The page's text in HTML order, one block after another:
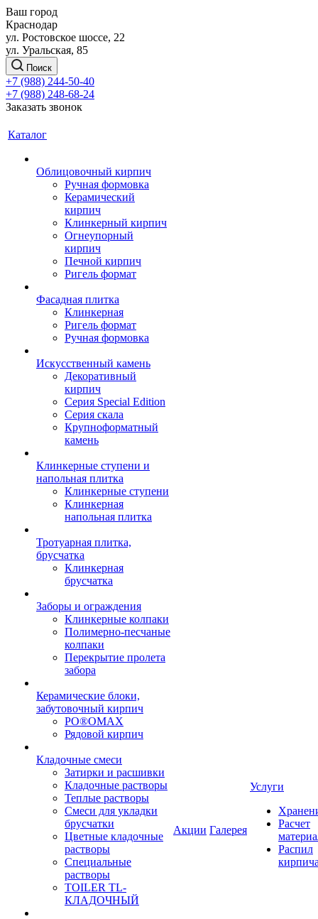
Ваш город
Краснодар
ул. Ростовское шоссе, 22
ул. Уральская, 85
Поиск
+7 (988) 244-50-40
+7 (988) 248-68-24
Заказать звонок
Каталог
Облицовочный кирпич
Ручная формовка
Керамический
кирпич
Клинкерный кирпич
Огнеупорный
кирпич
Печной кирпич
Ригель формат
Фасадная плитка
Клинкерная
Ригель формат
Ручная формовка
Искусственный камень
Декоративный
кирпич
Серия Special Edition
Серия скала
Крупноформатный
камень
Клинкерные ступени и
напольная плитка
Клинкерные ступени
Клинкерная
напольная плитка
Тротуарная плитка,
брусчатка
Клинкерная
брусчатка
Заборы и ограждения
Клинкерные колпаки
Полимерно-песчаные
колпаки
Перекрытие пролета
забора
Керамические блоки,
забутовочный кирпич
PO®OMAX
Рядовой кирпич
Кладочные смеси
Затирки и расшивки
Кладочные растворы
Теплые растворы
Смеси для укладки
брусчатки
Цветные кладочные
растворы
Специальные
растворы
TOILER TL-
КЛАДОЧНЫЙ
Акции Галерея
Услуги
Расчет
Распил